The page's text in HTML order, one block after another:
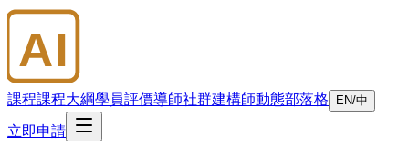
AI
課程課程大綱學員評價導師社群建構師動態部落格 EN/中
立即申請